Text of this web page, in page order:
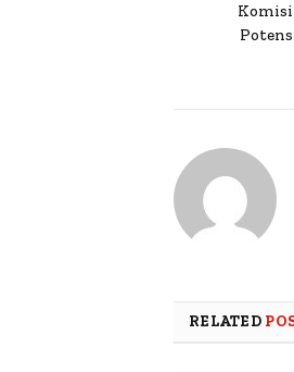
Komisi
RELATED